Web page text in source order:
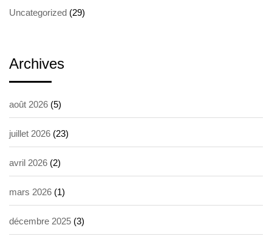
Uncategorized (29)
Archives
août 2026 (5)
juillet 2026 (23)
avril 2026 (2)
mars 2026 (1)
décembre 2025 (3)